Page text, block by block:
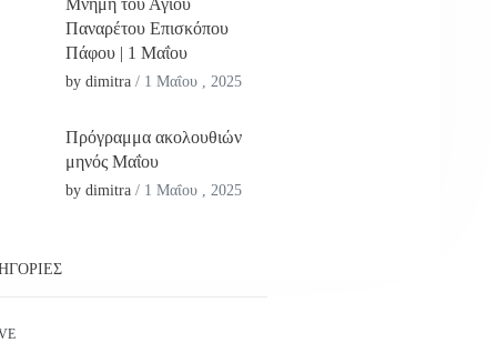
Μνήμη του Αγίου
Παναρέτου Επισκόπου
Πάφου | 1 Μαΐου
by dimitra / 1 Μαΐου , 2025
Πρόγραμμα ακολουθιών
μηνός Μαΐου
by dimitra / 1 Μαΐου , 2025